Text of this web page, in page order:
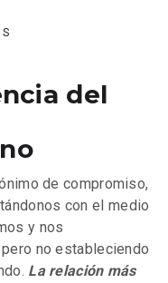
del
de compromiso,
con el medio
y nos
no estableciendo
La relación más